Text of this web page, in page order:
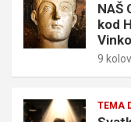
NAŠ
kod
9
TEMA